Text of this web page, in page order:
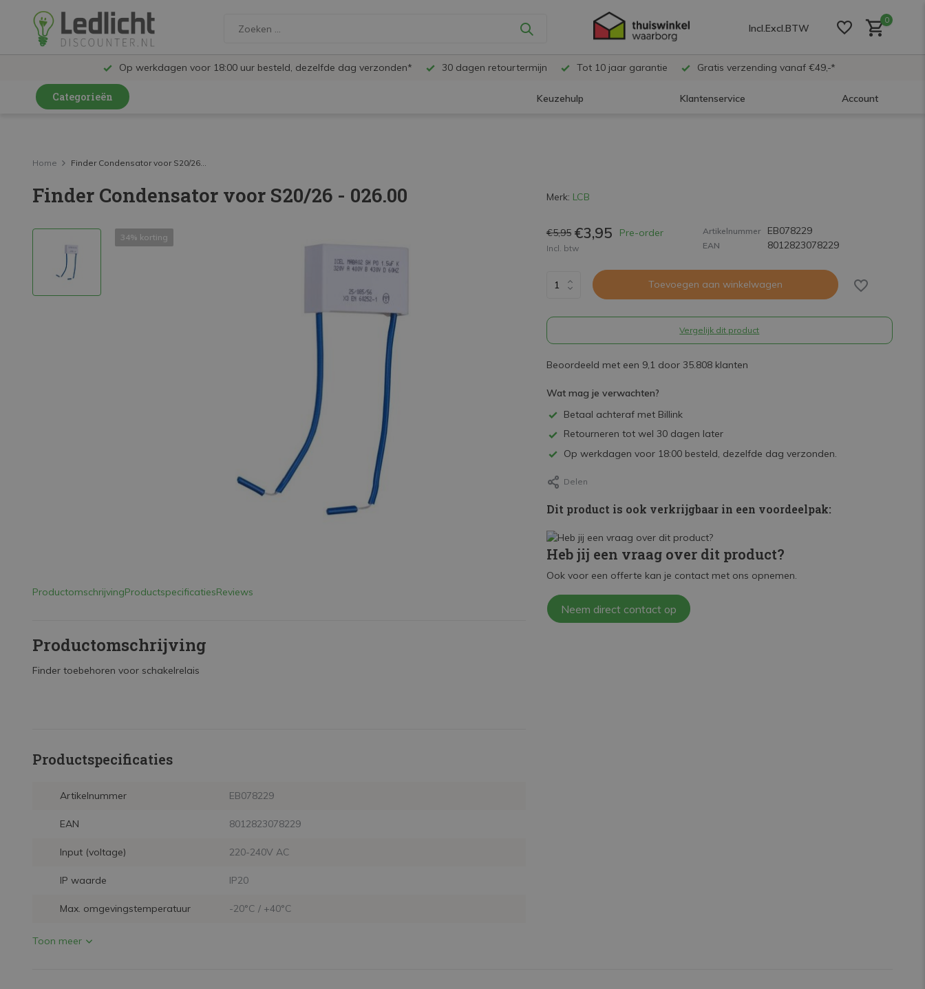
Incl.Excl.BTW
0
Op werkdagen voor 18:00 uur besteld, dezelfde dag verzonden* 30 dagen retourtermijn Tot 10 jaar garantie Gratis verzending vanaf €49,-*
Categorieën Keuzehulp Klantenservice Account
LED Railspots
LED Panelen
LED Plafondlampen en Wandlampen
LED Schijnwerpers
Home Finder Condensator voor S20/26...
Finder Condensator voor S20/26 - 026.00
34% korting
ProductomschrijvingProductspecificatiesReviews
Productomschrijving
Finder toebehoren voor schakelrelais
Productspecificaties
Artikelnummer EB078229
EAN 8012823078229
Input (voltage) 220-240V AC
IP waarde IP20
Max. omgevingstemperatuur -20°C / +40°C
Toon meer
Merk: LCB
€5,95 €3,95 Pre-order
Incl. btw
Artikelnummer EB078229
EAN 8012823078229
Toevoegen aan winkelwagen
Vergelijk dit product
Beoordeeld met een 9,1 door 35.808 klanten
Wat mag je verwachten?
Betaal achteraf met Billink
Retourneren tot wel 30 dagen later
Op werkdagen voor 18:00 besteld, dezelfde dag verzonden.
Delen
Dit product is ook verkrijgbaar in een voordeelpak:
Heb jij een vraag over dit product?
Ook voor een offerte kan je contact met ons opnemen.
Neem direct contact op